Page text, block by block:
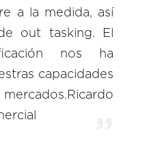
a la medida, así
out tasking. El
nos ha
capacidades